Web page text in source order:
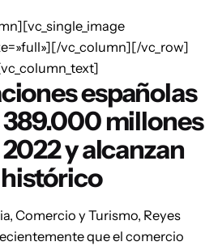
vc_column][/vc_row]
españolas
millones
y alcanzan
Comercio y Turismo, Reyes
que el comercio